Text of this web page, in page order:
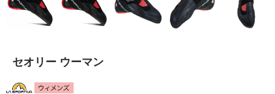
セオリー ウーマン